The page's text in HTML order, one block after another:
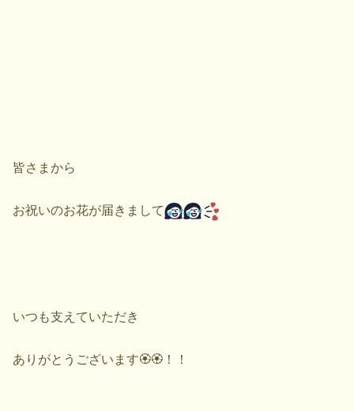
皆さまから
お祝いのお花が届きまして
いつも支えていただき
ありがとうございます🏵️🏵️！！